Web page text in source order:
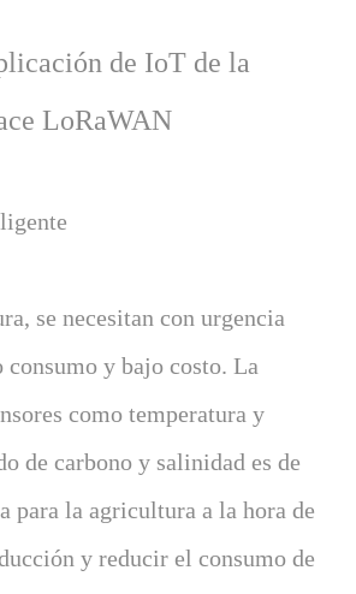
de IoT de la
LoRaWAN
se necesitan con urgencia
consumo y bajo costo. La
como temperatura y
de carbono y salinidad es de
para la agricultura a la hora de
y reducir el consumo de